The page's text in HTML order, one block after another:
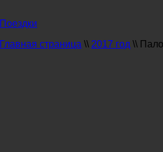
Поездки
Главная страница \\ 2017 год \\